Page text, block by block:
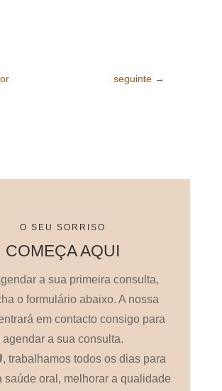
seguinte →
O SEU SORRISO
COMEÇA AQUI
a sua primeira consulta,
o formulário abaixo. A nossa
em contacto consigo para
agendar a sua consulta.
, trabalhamos todos os dias para
saúde oral, melhorar a qualidade